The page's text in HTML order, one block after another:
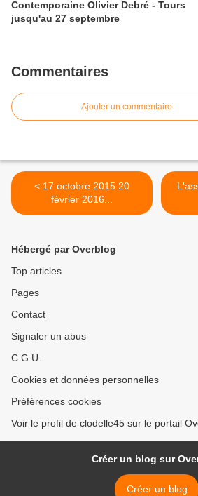
Contemporaine Olivier Debré - Tours
jusqu'au 27 septembre
Commentaires
Ajouter un commentaire
< 17 octobre 2015 20
février 2016...
Hébergé par Overblog
Top articles
Pages
Contact
Signaler un abus
C.G.U.
Cookies et données personnelles
Préférences cookies
Voir le profil de clodelle45 sur le portail
Créer un blog sur
Créer un blog